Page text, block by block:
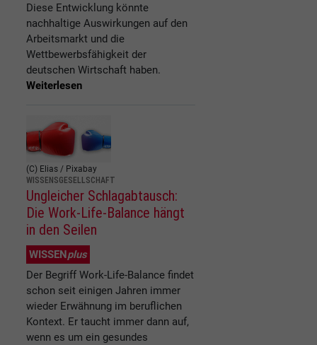
Diese Entwicklung könnte
nachhaltige Auswirkungen auf den
Arbeitsmarkt und die
Wettbewerbsfähigkeit der
deutschen Wirtschaft haben.
Weiterlesen
(C) Elias / Pixabay
WISSENSGESELLSCHAFT
Ungleicher Schlagabtausch:
Die Work-Life-Balance hängt
in den Seilen
WISSENplus
Der Begriff Work-Life-Balance findet
schon seit einigen Jahren immer
wieder Erwähnung im beruflichen
Kontext. Er taucht immer dann auf,
wenn es um ein gesundes